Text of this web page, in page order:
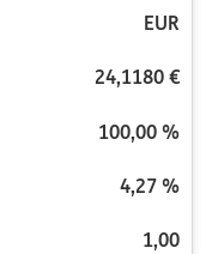
EUR
24,1180 €
100,00 %
4,27 %
1,00